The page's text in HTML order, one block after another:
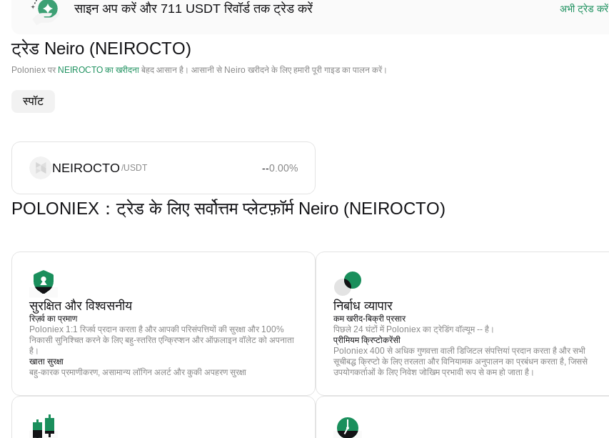
साइन अप करें और 711 USDT रिवॉर्ड तक ट्रेड करें अभी ट्रेड करें
ट्रेड Neiro (NEIROCTO)
Poloniex पर NEIROCTO का खरीदना बेहद आसान है। आसानी से Neiro खरीदने के लिए हमारी पूरी गाइड का पालन करें।
स्पॉट
NEIROCTO /USDT --0.00%
POLONIEX：ट्रेड के लिए सर्वोत्तम प्लेटफ़ॉर्म Neiro (NEIROCTO)
सुरक्षित और विश्वसनीय
रिज़र्व का प्रमाण
Poloniex 1:1 रिजर्व प्रदान करता है और आपकी परिसंपत्तियों की सुरक्षा और 100%
निकासी सुनिश्चित करने के लिए बहु-स्तरित एन्क्रिप्शन और ऑफ़लाइन वॉलेट को अपनाता
है।
खाता सुरक्षा
बहु-कारक प्रमाणीकरण, असामान्य लॉगिन अलर्ट और कुकी अपहरण सुरक्षा
निर्बाध व्यापार
कम खरीद-बिक्री प्रसार
पिछले 24 घंटों में Poloniex का ट्रेडिंग वॉल्यूम -- है।
प्रीमियम क्रिप्टोकरेंसी
Poloniex 400 से अधिक गुणवत्ता वाली डिजिटल संपत्तियां प्रदान करता है और सभी
सूचीबद्ध क्रिप्टो के लिए तरलता और विनियामक अनुपालन का प्रबंधन करता है, जिससे
उपयोगकर्ताओं के लिए निवेश जोखिम प्रभावी रूप से कम हो जाता है।